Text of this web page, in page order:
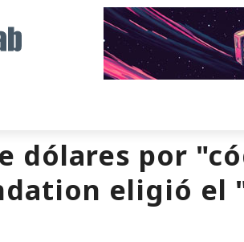
dólares por
eligió el